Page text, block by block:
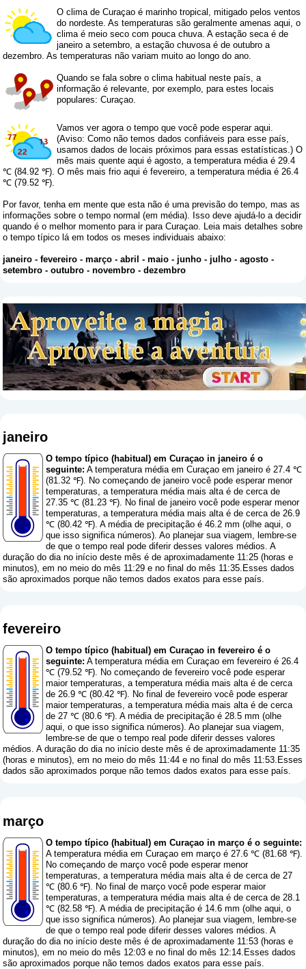
O clima de Curaçao é marinho tropical, mitigado pelos ventos
do nordeste. As temperaturas são geralmente amenas aqui, o
clima é meio seco com pouca chuva. A estação seca é de
janeiro a setembro, a estação chuvosa é de outubro a
dezembro. As temperaturas não variam muito ao longo do ano.
Quando se fala sobre o clima habitual neste país, a
informação é relevante, por exemplo, para estes locais
populares: Curaçao.
Vamos ver agora o tempo que você pode esperar aqui.
(Aviso: Como não temos dados confiáveis ​​para esse país,
usamos dados de locais próximos para essas estatísticas.) O
mês mais quente aqui é agosto, a temperatura média é 29.4
℃ (84.92 ℉). O mês mais frio aqui é fevereiro, a temperatura média é 26.4
℃ (79.52 ℉).
Por favor, tenha em mente que esta não é uma previsão do tempo, mas as
informações sobre o tempo normal (em média). Isso deve ajudá-lo a decidir
quando é o melhor momento para ir para Curaçao. Leia mais detalhes sobre
o tempo típico lá em todos os meses individuais abaixo:
janeiro -fevereiro -março -abril -maio - junho - julho -agosto -
setembro -outubro -novembro -dezembro
janeiro
O tempo típico (habitual) em Curaçao in janeiro é o
seguinte: A temperatura média em Curaçao em janeiro é 27.4 ℃
(81.32 ℉). No começando de janeiro você pode esperar menor
temperaturas, a temperatura média mais alta é de cerca de
27.35 ℃ (81.23 ℉). No final de janeiro você pode esperar menor
temperaturas, a temperatura média mais alta é de cerca de 26.9
℃ (80.42 ℉). A média de precipitação é 46.2 mm (olhe aqui, o
que isso significa números). Ao planejar sua viagem, lembre-se
de que o tempo real pode diferir desses valores médios. A
duração do dia no início deste mês é de aproximadamente 11:25 (horas e
minutos), em no meio do mês 11:29 e no final do mês 11:35.Esses dados
são aproximados porque não temos dados exatos para esse país.
fevereiro
O tempo típico (habitual) em Curaçao in fevereiro é o
seguinte: A temperatura média em Curaçao em fevereiro é 26.4
℃ (79.52 ℉). No começando de fevereiro você pode esperar
maior temperaturas, a temperatura média mais alta é de cerca
de 26.9 ℃ (80.42 ℉). No final de fevereiro você pode esperar
maior temperaturas, a temperatura média mais alta é de cerca
de 27 ℃ (80.6 ℉). A média de precipitação é 28.5 mm (olhe
aqui, o que isso significa números). Ao planejar sua viagem,
lembre-se de que o tempo real pode diferir desses valores
médios. A duração do dia no início deste mês é de aproximadamente 11:35
(horas e minutos), em no meio do mês 11:44 e no final do mês 11:53.Esses
dados são aproximados porque não temos dados exatos para esse país.
março
O tempo típico (habitual) em Curaçao in março é o seguinte:
A temperatura média em Curaçao em março é 27.6 ℃ (81.68 ℉).
No começando de março você pode esperar menor
temperaturas, a temperatura média mais alta é de cerca de 27
℃ (80.6 ℉). No final de março você pode esperar maior
temperaturas, a temperatura média mais alta é de cerca de 28.1
℃ (82.58 ℉). A média de precipitação é 14.6 mm (olhe aqui, o
que isso significa números). Ao planejar sua viagem, lembre-se
de que o tempo real pode diferir desses valores médios. A
duração do dia no início deste mês é de aproximadamente 11:53 (horas e
minutos), em no meio do mês 12:03 e no final do mês 12:14.Esses dados
são aproximados porque não temos dados exatos para esse país.